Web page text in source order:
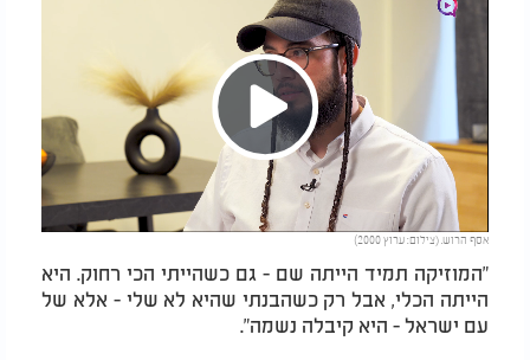
Play
Video
אסף הרוש. (צילום: ערוץ 2000)
"המוזיקה תמיד הייתה שם - גם כשהייתי הכי רחוק. היא
הייתה הכלי, אבל רק כשהבנתי שהיא לא שלי - אלא של
עם ישראל - היא קיבלה נשמה."